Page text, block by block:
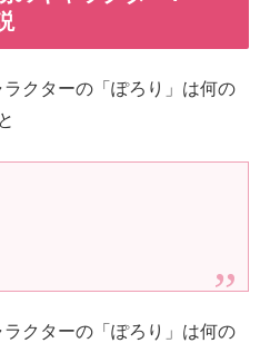
クターの「ぽろり」は何の
クターの「ぽろり」は何の